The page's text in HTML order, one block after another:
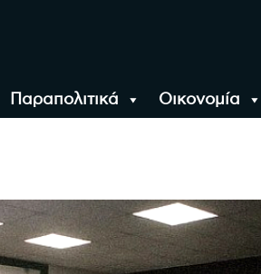
Παραπολιτικά Οικονομία